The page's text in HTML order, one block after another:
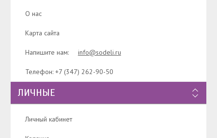
О нас
Карта сайта
Напишите нам: info@sodeli.ru
Телефон: +7 (347) 262-90-50
ЛИЧНЫЕ
Личный кабинет